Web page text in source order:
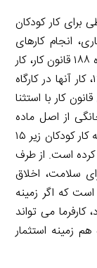
کار ، شرایطی برای کار کودکان
انجام کارهای
سخت و زیانبار و شبانه است. اما بر اساس ماده ۱۸۸ قانون کار، کار
کودکان در کارهای خانگی و به موجب ماده ۱۹۶، کار آنها در کارگاه
قانون کار با استثنا
از اصل ماده
۷۹ و مواد ۸۲ و ۸۳ و ۸۴ قانون کار که اشتغال به کار کودکان زیر ۱۵
کرده است. از طرف
که برای سلامت، اخلاق
است که اگر زمینه
کارفرما می تواند
زمینه استثمار